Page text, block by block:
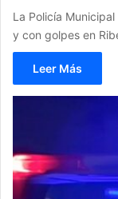
La Policía
y con golpes en
Leer Más